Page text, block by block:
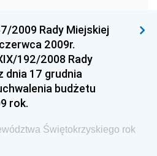
Gospodarki
Ochrony Konkurencji i
Pracy i Polityki
Lotnictwa Cywilnego
2009 Rady Miejskiej
2009r.
192/2008 Rady
dnia 17 grudnia
budżetu
rok.
Świętokrzyskiego rok